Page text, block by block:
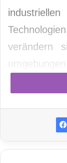
verändern
intelligente